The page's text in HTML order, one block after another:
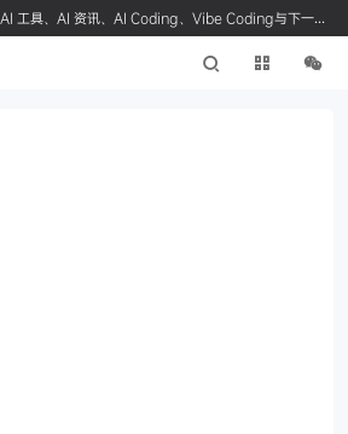
工具、AI 资讯、AI Coding、Vibe Coding与下一代
我们